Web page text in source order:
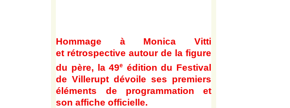
Hommage à Monica Vitti
et rétrospective autour de la figure
du père, la 49e édition du Festival
de Villerupt dévoile ses premiers
éléments de programmation et
son affiche officielle.